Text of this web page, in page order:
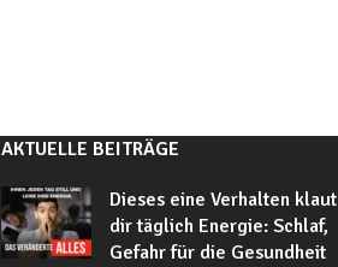
AKTUELLE BEITRÄGE
Dieses eine Verhalten klaut
dir täglich Energie: Schlaf,
Gefahr für die Gesundheit